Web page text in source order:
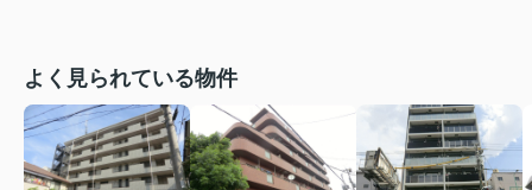
よく見られている物件